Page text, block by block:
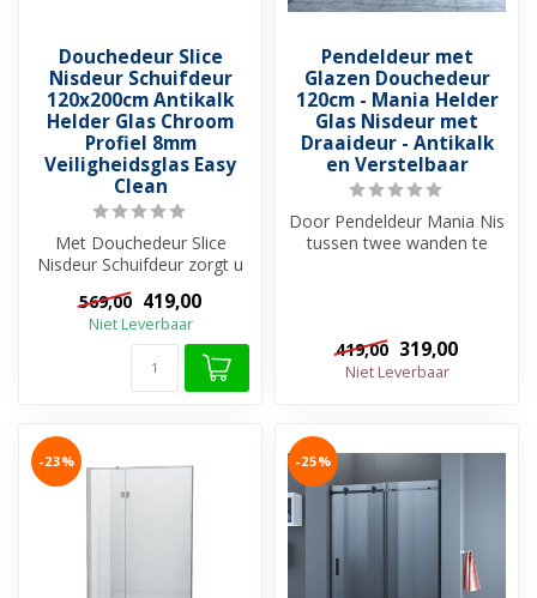
Douchedeur Slice
Nisdeur Schuifdeur
120x200cm Antikalk
Helder Glas Chroom
Profiel 8mm
Veiligheidsglas Easy
Clean
Met Douchedeur Slice
Nisdeur Schuifdeur zorgt u
voor een stijlvolle afwerking
va...
569,00 419,00
Niet Leverbaar
Pendeldeur met
Glazen Douchedeur
120cm - Mania Helder
Glas Nisdeur met
Draaideur - Antikalk
en Verstelbaar
Door Pendeldeur Mania Nis
tussen twee wanden te
419,00 319,00
Niet Leverbaar
-23% -25%